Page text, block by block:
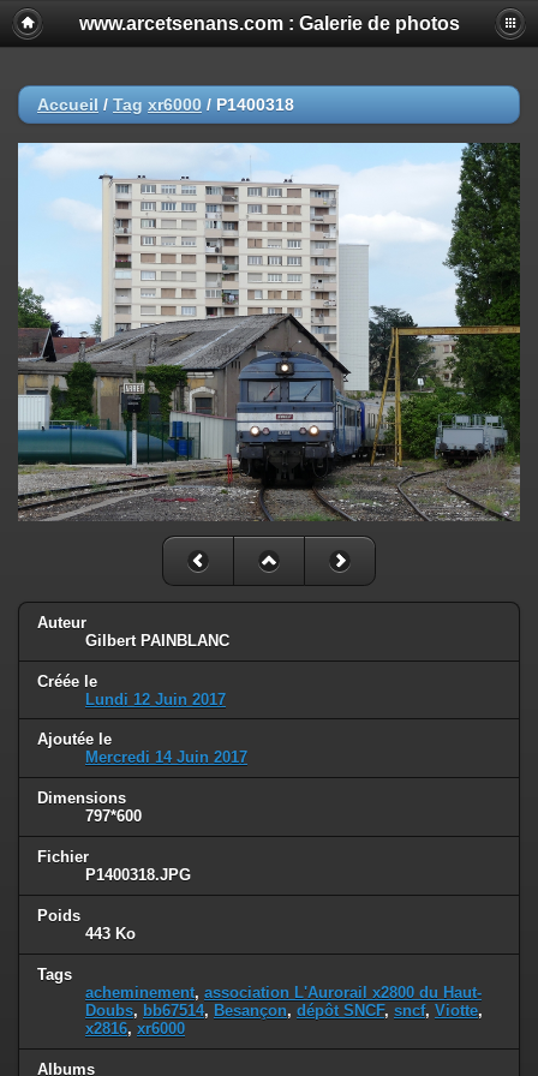
www.arcetsenans.com : Galerie de photos
Accueil / Tag xr6000 / P1400318
Auteur
Gilbert PAINBLANC
Créée le
Lundi 12 Juin 2017
Ajoutée le
Mercredi 14 Juin 2017
Dimensions
797*600
Fichier
P1400318.JPG
Poids
443 Ko
Tags
acheminement, association L'Aurorail x2800 du Haut-
Doubs, bb67514, Besançon, dépôt SNCF, sncf, Viotte,
x2816, xr6000
Albums